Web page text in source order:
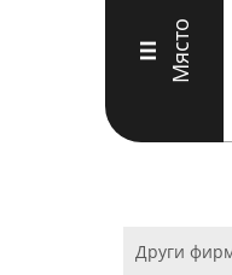
III Място
Други